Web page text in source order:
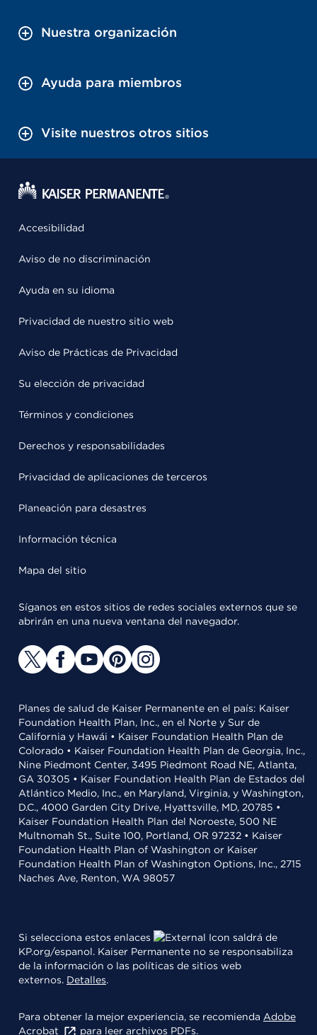
Nuestra organización
Ayuda para miembros
Visite nuestros otros sitios
Accesibilidad
Aviso de no discriminación
Ayuda en su idioma
Privacidad de nuestro sitio web
Aviso de Prácticas de Privacidad
Su elección de privacidad
Términos y condiciones
Derechos y responsabilidades
Privacidad de aplicaciones de terceros
Planeación para desastres
Información técnica
Mapa del sitio
Síganos en estos sitios de redes sociales externos que se
abrirán en una nueva ventana del navegador.
Planes de salud de Kaiser Permanente en el país: Kaiser
Foundation Health Plan, Inc., en el Norte y Sur de
California y Hawái • Kaiser Foundation Health Plan de
Colorado • Kaiser Foundation Health Plan de Georgia, Inc.,
Nine Piedmont Center, 3495 Piedmont Road NE, Atlanta,
GA 30305 • Kaiser Foundation Health Plan de Estados del
Atlántico Medio, Inc., en Maryland, Virginia, y Washington,
D.C., 4000 Garden City Drive, Hyattsville, MD, 20785 •
Kaiser Foundation Health Plan del Noroeste, 500 NE
Multnomah St., Suite 100, Portland, OR 97232 • Kaiser
Foundation Health Plan of Washington or Kaiser
Foundation Health Plan of Washington Options, Inc., 2715
Naches Ave, Renton, WA 98057
Si selecciona estos enlaces
saldrá de
KP.org/espanol. Kaiser Permanente no se responsabiliza
de la información o las políticas de sitios web
externos. Detalles.
Para obtener la mejor experiencia, se recomienda Adobe
Acrobat
para leer archivos PDFs.